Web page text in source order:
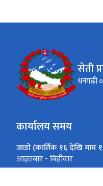
सेती
धनगढी
कार्यालय समय
जाडो (कार्तिक १६ देखि माघ
आइतबार - बिहीवार
शुक्रवार